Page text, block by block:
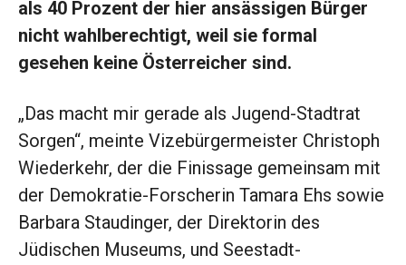
als 40 Prozent der hier ansässigen Bürger
nicht wahlberechtigt, weil sie formal
gesehen keine Österreicher sind.
„Das macht mir gerade als ­Jugend-Stadtrat
Sorgen“, meinte Vizebürgermeister Christoph
Wiederkehr, der die Finissage gemeinsam mit
der Demokratie-Forscherin Tamara Ehs sowie
Barbara Staudinger, der Direktorin des
Jüdischen Museums, und Seestadt-